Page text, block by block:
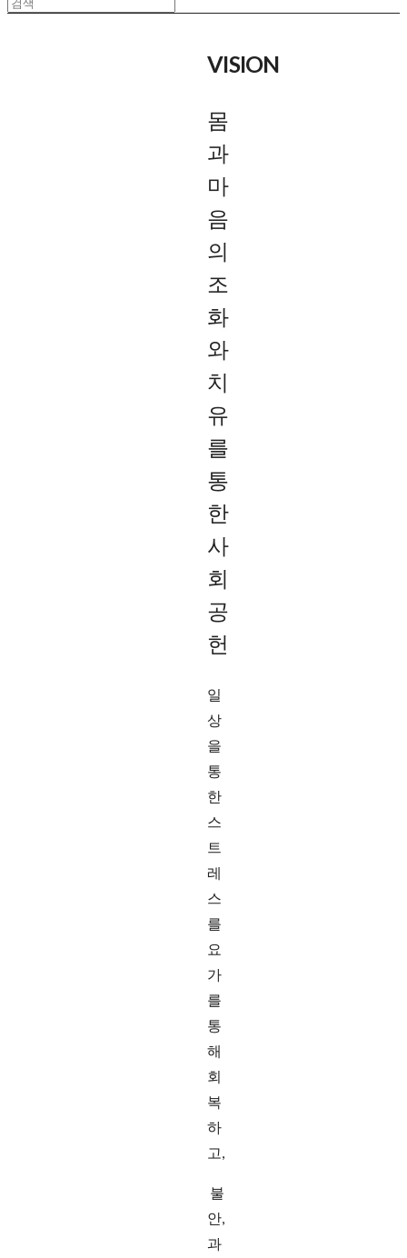
VISION
몸
과
마
음
의
조
화
와
치
유
를
통
한
사
회
공
헌
일
상
을
통
한
스
트
레
스
를
요
가
를
통
해
회
복
하
고,
불
안,
과